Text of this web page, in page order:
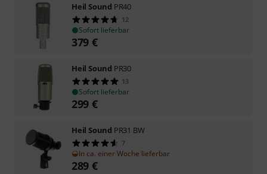
Heil Sound PR40
12
Sofort lieferbar
379 €
Heil Sound PR30
13
Sofort lieferbar
299 €
Heil Sound PR31 BW
7
In ca. einer Woche lieferbar
289 €